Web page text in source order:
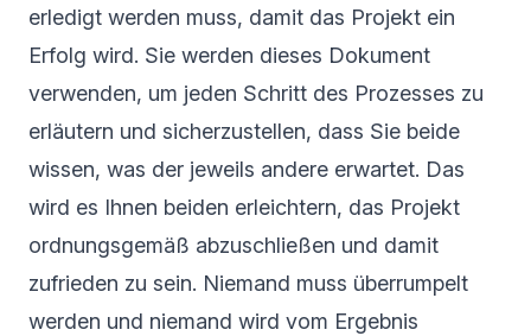
erledigt werden muss, damit das Projekt ein
Erfolg wird. Sie werden dieses Dokument
verwenden, um jeden Schritt des Prozesses zu
erläutern und sicherzustellen, dass Sie beide
wissen, was der jeweils andere erwartet. Das
wird es Ihnen beiden erleichtern, das Projekt
ordnungsgemäß abzuschließen und damit
zufrieden zu sein. Niemand muss überrumpelt
werden und niemand wird vom Ergebnis